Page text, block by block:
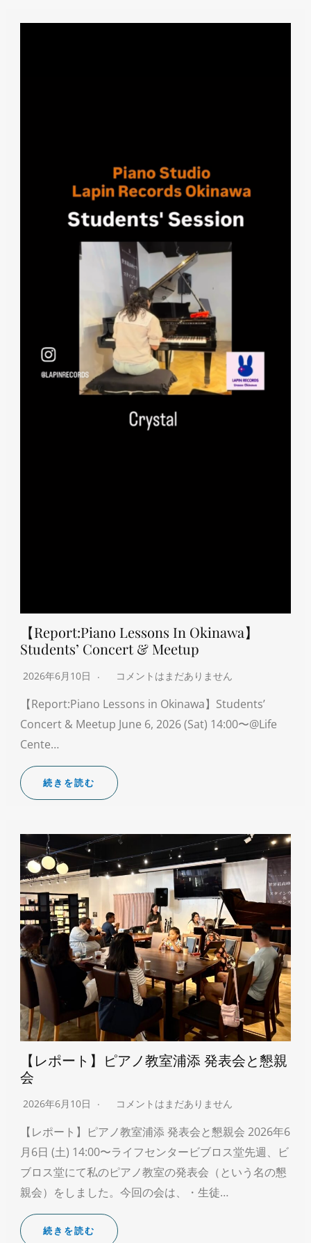
【Report:Piano Lessons In Okinawa】
Students’ Concert & Meetup
2026年6月10日 コメントはまだありません
【Report:Piano Lessons in Okinawa】Students’
Concert & Meetup June 6, 2026 (Sat) 14:00〜@Life
Cente…
続きを読む
【レポート】ピアノ教室浦添 発表会と懇親
会
2026年6月10日 コメントはまだありません
【レポート】ピアノ教室浦添 発表会と懇親会 2026年6
月6日 (土) 14:00〜ライフセンタービブロス堂先週、ビ
ブロス堂にて私のピアノ教室の発表会（という名の懇
親会）をしました。今回の会は、・生徒…
続きを読む